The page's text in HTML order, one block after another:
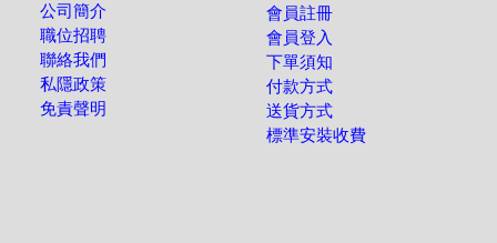
公司簡介
職位招聘
聯絡我們
私隱政策
免責聲明
會員註冊
會員登入
下單須知
付款方式
送貨方式
標準安裝收費